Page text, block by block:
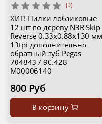
(0)
ХИТ! Пилки лобзиковые
12 шт по дереву N3R Skip
Reverse 0.33х0.88х130 мм
13tpi дополнительно
обратный зуб Pegas
704843 / 90.428
М00006140
800 Руб
В корзину